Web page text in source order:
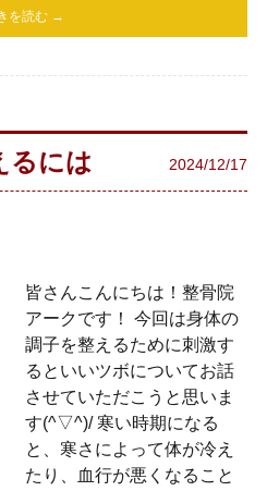
を読む →
るには 2024/12/17
皆さんこんにちは！整骨院
アークです！ 今回は身体の
調子を整えるために刺激す
るといいツボについてお話
させていただこうと思いま
す(^▽^)/ 寒い時期になる
と、寒さによって体が冷え
たり、血行が悪くなること